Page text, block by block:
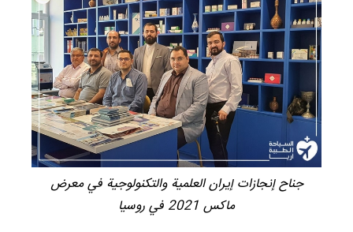
جناح إنجازات إيران العلمية والتكنولوجية في معرض
ماكس 2021 في روسيا